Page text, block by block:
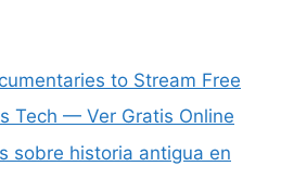
to Stream Free
Tech — Ver Gratis Online
sobre historia antigua en